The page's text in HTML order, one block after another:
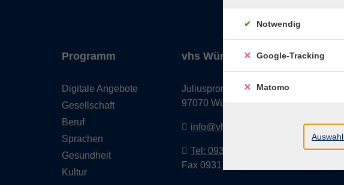
Programm
Digitale Angebote
Gesellschaft
Beruf
Sprachen
Gesundheit
Kultur
vhs Würzburg & Umgebung e. V.
Juliuspromenade 68
97070 Würzburg
info@vhs-wuerzburg.de
Tel: 0931 35593 0
Fax 0931 35593-20
Notwendig
Google-Tracking
Matomo